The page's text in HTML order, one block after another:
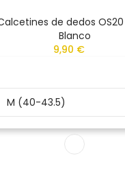
de dedos
Blanco
9,90 €